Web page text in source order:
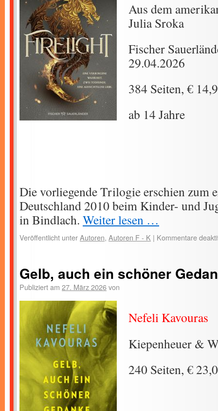
Aus dem
Julia Sroka
Fischer
29.04.2026
384 Seiten, €
ab 14 Jahre
Die vorliegende Trilogie erschien zum
Deutschland 2010 beim Kinder- und
in Bindlach. Weiter lesen …
Veröffentlicht unterAutoren, Autoren F - K | Kommentare
Gelb, auch ein schöner
Publiziert am 27. März 2026von
Nefeli Kavouras
Kiepenheuer &
240 Seiten, €